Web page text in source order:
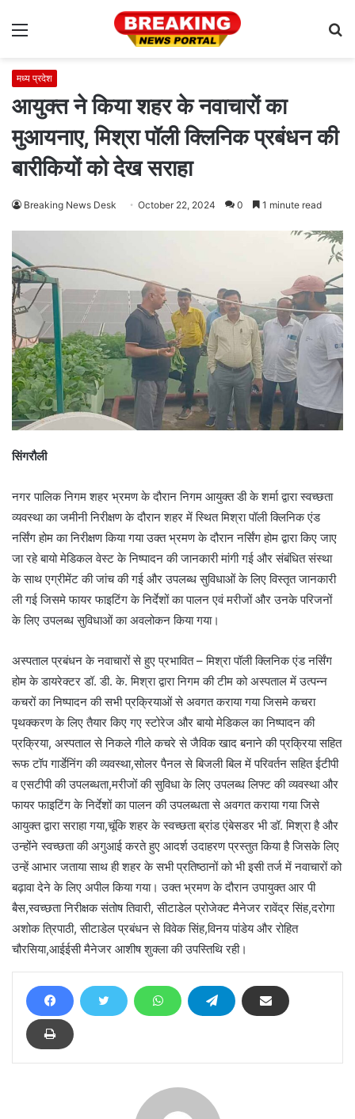
Menu
मध्य प्रदेश
आयुक्त ने किया शहर के नवाचारों का
मुआयनाए, मिश्रा पॉली क्लिनिक प्रबंधन की
बारीकियों को देख सराहा
Breaking News Desk October 22, 2024 0 1 minute read
सिंगरौली
नगर पालिक निगम शहर भ्रमण के दौरान निगम आयुक्त डी के शर्मा द्वारा स्वच्छता
व्यवस्था का जमीनी निरीक्षण के दौरान शहर में स्थित मिश्रा पॉली क्लिनिक एंड
नर्सिंग होम का निरीक्षण किया गया उक्त भ्रमण के दौरान नर्सिंग होम द्वारा किए जाए
जा रहे बायो मेडिकल वेस्ट के निष्पादन की जानकारी मांगी गई और संबंधित संस्था
के साथ एग्रीमेंट की जांच की गई और उपलब्ध सुविधाओं के लिए विस्तृत जानकारी
ली गई जिसमे फायर फाइटिंग के निर्देशों का पालन एवं मरीजों और उनके परिजनों
के लिए उपलब्ध सुविधाओं का अवलोकन किया गया।
अस्पताल प्रबंधन के नवाचारों से हुए प्रभावित – मिश्रा पॉली क्लिनिक एंड नर्सिंग
होम के डायरेक्टर डॉ. डी. के. मिश्रा द्वारा निगम की टीम को अस्पताल में उत्पन्न
कचरों का निष्पादन की सभी प्रक्रियाओं से अवगत कराया गया जिसमे कचरा
पृथक्करण के लिए तैयार किए गए स्टोरेज और बायो मेडिकल का निष्पादन की
प्रक्रिया, अस्पताल से निकले गीले कचरे से जैविक खाद बनाने की प्रक्रिया सहित
रूफ टॉप गार्डेनिंग की व्यवस्था,सोलर पैनल से बिजली बिल में परिवर्तन सहित ईटीपी
व एसटीपी की उपलब्धता,मरीजों की सुविधा के लिए उपलब्ध लिफ्ट की व्यवस्था और
फायर फाइटिंग के निर्देशों का पालन की उपलब्धता से अवगत कराया गया जिसे
आयुक्त द्वारा सराहा गया,चूंकि शहर के स्वच्छता ब्रांड एंबेसडर भी डॉ. मिश्रा है और
उन्होंने स्वच्छता की अगुआई करते हुए आदर्श उदाहरण प्रस्तुत किया है जिसके लिए
उन्हें आभार जताया साथ ही शहर के सभी प्रतिष्ठानों को भी इसी तर्ज में नवाचारों को
बढ़ावा देने के लिए अपील किया गया। उक्त भ्रमण के दौरान उपायुक्त आर पी
बैस,स्वच्छता निरीक्षक संतोष तिवारी, सीटाडेल प्रोजेक्ट मैनेजर रावेंद्र सिंह,दरोगा
अशोक त्रिपाठी, सीटाडेल प्रबंधन से विवेक सिंह,विनय पांडेय और रोहित
चौरसिया,आईईसी मैनेजर आशीष शुक्ला की उपस्तिथि रही।